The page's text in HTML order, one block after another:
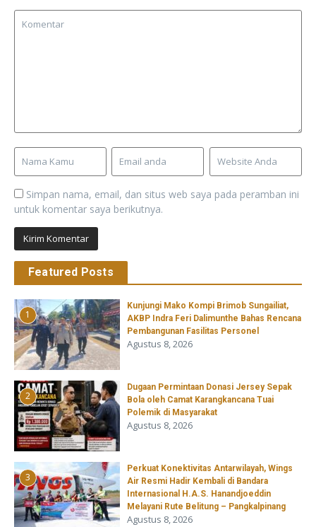
Simpan nama, email, dan situs web saya pada peramban ini
untuk komentar saya berikutnya.
Featured Posts
1
Kunjungi Mako Kompi Brimob Sungailiat,
AKBP Indra Feri Dalimunthe Bahas Rencana
Pembangunan Fasilitas Personel
Agustus 8, 2026
2
‎Dugaan Permintaan Donasi Jersey Sepak
Bola oleh Camat Karangkancana Tuai
Polemik di Masyarakat
Agustus 8, 2026
3
Perkuat Konektivitas Antarwilayah, Wings
Air Resmi Hadir Kembali di Bandara
Internasional H.A.S. Hanandjoeddin
Melayani Rute Belitung – Pangkalpinang
Agustus 8, 2026